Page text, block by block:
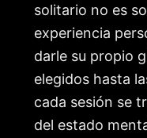
solitario no es
experiencia
darle su propio
elegidos hasta
cada sesión se
del estado